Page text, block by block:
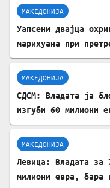
МАКЕДОНИЈА
Уапсени двајца
марихуана при
МАКЕДОНИЈА
СДСМ: Владата ја
изгуби 60 милиони
МАКЕДОНИЈА
Левица: Владата за
милиони евра, бара